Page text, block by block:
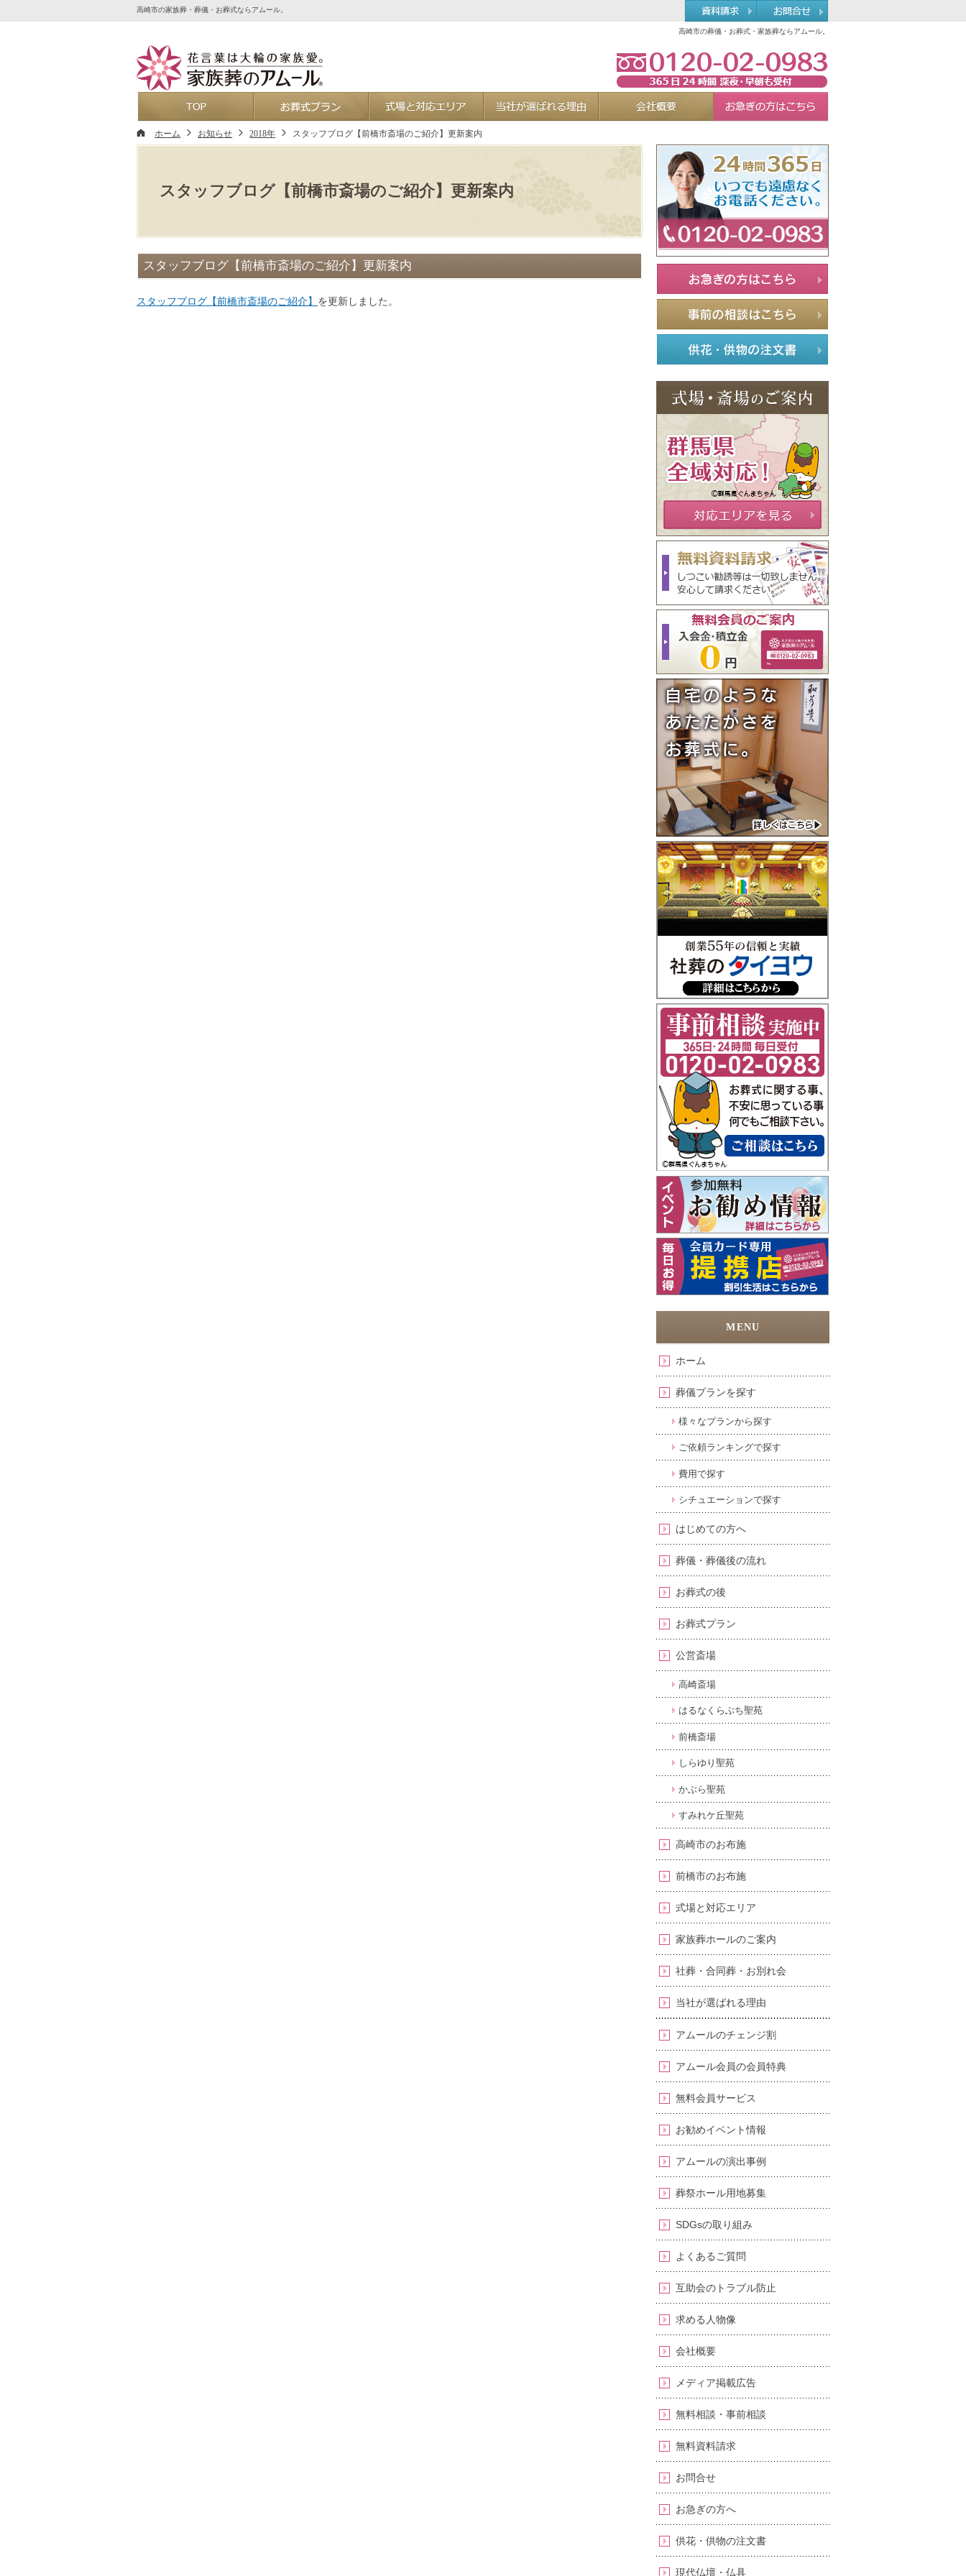
スタッフブログ【前橋市斎場のご紹介】更新案内
高崎市の葬儀・お葬式・家族葬ならアムール。
高崎市の家族葬・葬儀・お葬式ならアムール。
スタッフブログ【前橋市斎場のご紹介】更新案内
スタッフブログ【前橋市斎場のご紹介】 を更新しました。
ホーム
葬儀プランを探す
様々なプランから探す
ご依頼ランキングで探す
費用で探す
シチュエーションで探す
はじめての方へ
葬儀・葬儀後の流れ
お葬式の後
お葬式プラン
公営斎場
高崎斎場
はるなくらぶち聖苑
前橋斎場
しらゆり聖苑
かぶら聖苑
すみれケ丘聖苑
高崎市のお布施
前橋市のお布施
式場と対応エリア
家族葬ホールのご案内
社葬・合同葬・お別れ会
当社が選ばれる理由
アムールのチェンジ割
アムール会員の会員特典
無料会員サービス
お勧めイベント情報
アムールの演出事例
葬祭ホール用地募集
SDGsの取り組み
よくあるご質問
互助会のトラブル防止
求める人物像
会社概要
メディア掲載広告
無料相談・事前相談
無料資料請求
お問合せ
お急ぎの方へ
供花・供物の注文書
現代仏壇・仏具
ホーム お知らせ 2018年 スタッフブログ【前橋市斎場のご紹介】更新案内